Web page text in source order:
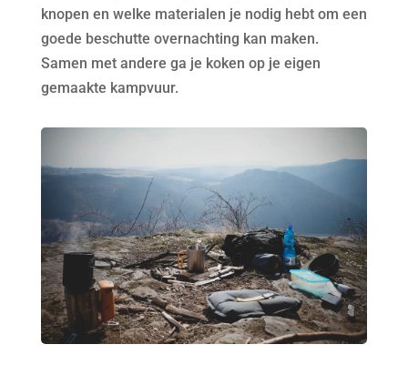
knopen en welke materialen je nodig hebt om een
goede beschutte overnachting kan maken.
Samen met andere ga je koken op je eigen
gemaakte kampvuur.